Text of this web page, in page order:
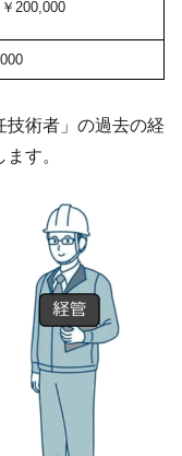
200,000
術者」の過去の経
す。